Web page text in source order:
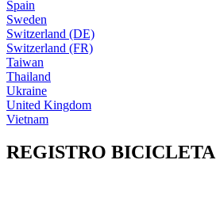
Spain
Sweden
Switzerland (DE)
Switzerland (FR)
Taiwan
Thailand
Ukraine
United Kingdom
Vietnam
REGISTRO BICICLETA